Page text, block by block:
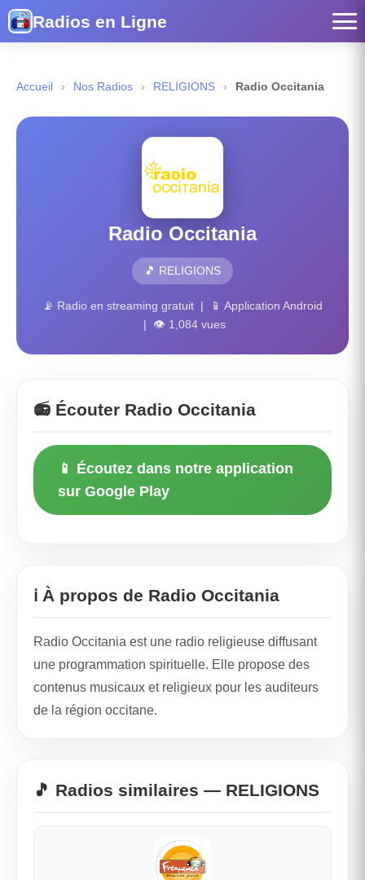
Radios en Ligne
Accueil › Nos Radios › RELIGIONS › Radio Occitania
Radio Occitania
🎵 RELIGIONS
📡 Radio en streaming gratuit | 📱 Application Android
| 👁 1,084 vues
📻 Écouter Radio Occitania
📱 Écoutez dans notre application
sur Google Play
ℹ️ À propos de Radio Occitania
Radio Occitania est une radio religieuse diffusant
une programmation spirituelle. Elle propose des
contenus musicaux et religieux pour les auditeurs
de la région occitane.
🎵 Radios similaires — RELIGIONS